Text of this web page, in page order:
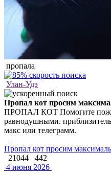
пропала
Улан-Удэ
Пропал кот просим
ПРОПАЛ КОТ Помогите
равнодушными.
макс или телеграмм.
Пропал кот просим
21044
442
4 июня 2026